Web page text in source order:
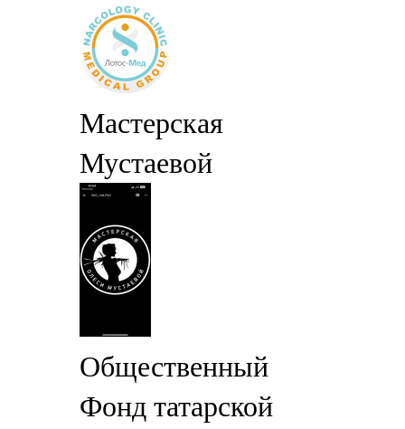
Мастерская
Мустаевой
Общественный
Фонд татарской